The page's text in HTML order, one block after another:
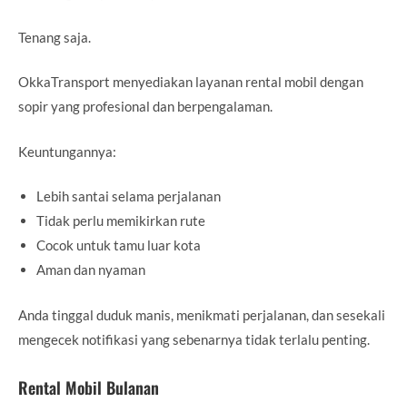
Tenang saja.
OkkaTransport menyediakan layanan rental mobil dengan
sopir yang profesional dan berpengalaman.
Keuntungannya:
Lebih santai selama perjalanan
Tidak perlu memikirkan rute
Cocok untuk tamu luar kota
Aman dan nyaman
Anda tinggal duduk manis, menikmati perjalanan, dan sesekali
mengecek notifikasi yang sebenarnya tidak terlalu penting.
Rental Mobil Bulanan